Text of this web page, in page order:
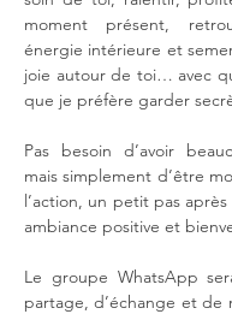
moment présent,
énergie intérieure et
joie autour de toi… avec
que je préfère garder
Pas besoin d’avoir
mais simplement d’être
l’action, un petit pas après
ambiance positive et
Le groupe WhatsApp
partage, d’échange et de